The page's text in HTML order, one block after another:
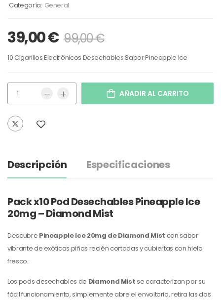
Categoría: General
39,00€ 99,00€
10 Cigarillos Electrónicos Desechables Sabor Pineapple Ice
AÑADIR AL CARRITO
Descripción Especificaciones
Pack x10 Pod Desechables Pineapple Ice
20mg – Diamond Mist
Descubre Pineapple Ice 20mg de Diamond Mist con sabor
vibrante de exóticas piñas recién cortadas y cubiertas con hielo
fresco.
Los pods desechables de Diamond Mistse caracterizan por su
fácil funcionamiento, simplemente abre el envoltorio, retira las dos